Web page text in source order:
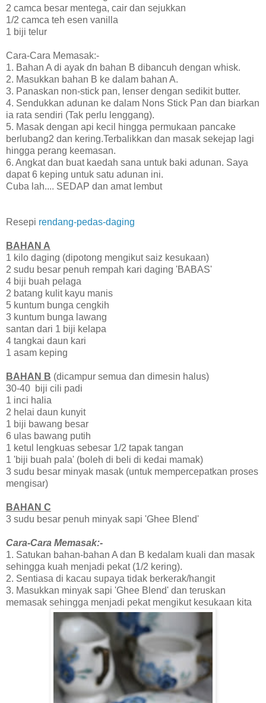
2 camca besar mentega, cair dan sejukkan
1/2 camca teh esen vanilla
1 biji telur
Cara-Cara Memasak:-
1. Bahan A di ayak dn bahan B dibancuh dengan whisk.
2. Masukkan bahan B ke dalam bahan A.
3. Panaskan non-stick pan, lenser dengan sedikit butter.
4. Sendukkan adunan ke dalam Nons Stick Pan dan biarkan
ia rata sendiri (Tak perlu lenggang).
5. Masak dengan api kecil hingga permukaan pancake
berlubang2 dan kering.Terbalikkan dan masak sekejap lagi
hingga perang keemasan.
6. Angkat dan buat kaedah sana untuk baki adunan. Saya
dapat 6 keping untuk satu adunan ini.
Cuba lah.... SEDAP dan amat lembut
Resepi rendang-pedas-daging
BAHAN A
1 kilo daging (dipotong mengikut saiz kesukaan)
2 sudu besar penuh rempah kari daging 'BABAS'
4 biji buah pelaga
2 batang kulit kayu manis
5 kuntum bunga cengkih
3 kuntum bunga lawang
santan dari 1 biji kelapa
4 tangkai daun kari
1 asam keping
BAHAN B (dicampur semua dan dimesin halus)
30-40 biji cili padi
1 inci halia
2 helai daun kunyit
1 biji bawang besar
6 ulas bawang putih
1 ketul lengkuas sebesar 1/2 tapak tangan
1 'biji buah pala' (boleh di beli di kedai mamak)
3 sudu besar minyak masak (untuk mempercepatkan proses
mengisar)
BAHAN C
3 sudu besar penuh minyak sapi 'Ghee Blend'
Cara-Cara Memasak:-
1. Satukan bahan-bahan A dan B kedalam kuali dan masak
sehingga kuah menjadi pekat (1/2 kering).
2. Sentiasa di kacau supaya tidak berkerak/hangit
3. Masukkan minyak sapi 'Ghee Blend' dan teruskan
memasak sehingga menjadi pekat mengikut kesukaan kita